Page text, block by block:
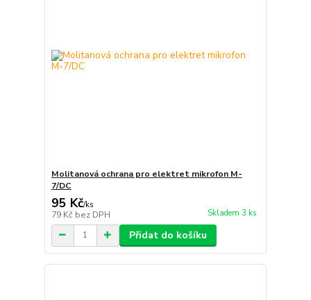
Molitanová ochrana pro elektret mikrofon M-
7/DC
95 Kč/ks
79 Kč bez DPH Skladem 3 ks
Přidat do košíku